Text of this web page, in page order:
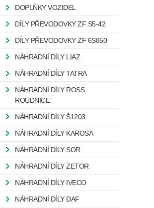
DOPLŇKY VOZIDEL
DÍLY PŘEVODOVKY ZF S5-42
DÍLY PŘEVODOVKY ZF 6S850
NÁHRADNÍ DÍLY LIAZ
NÁHRADNÍ DÍLY TATRA
NÁHRADNÍ DÍLY ROSS
ROUDNICE
NÁHRADNÍ DÍLY Š1203
NÁHRADNÍ DÍLY KAROSA
NÁHRADNÍ DÍLY SOR
NÁHRADNÍ DÍLY ZETOR
NÁHRADNÍ DÍLY IVECO
NÁHRADNÍ DÍLY DAF